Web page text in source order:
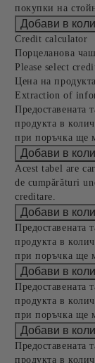
покупки на
Credit calculator
Порцеланова
Please select
Цена на
Extraction of
Предоставената
продукта в
при поръчка ще
Acest tabel are
de cumpărături
creditare.
Предоставената
продукта в
при поръчка ще
Предоставената
продукта в
при поръчка ще
Предоставената
продукта в